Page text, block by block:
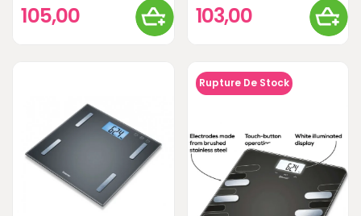
105,00 103,00
Rupture De Stock